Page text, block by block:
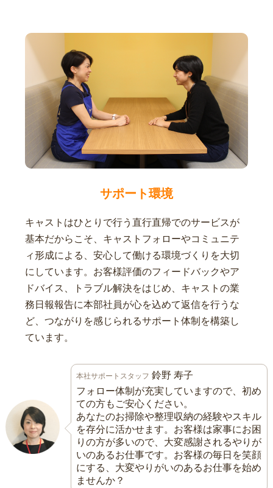
サポート環境
キャストはひとりで行う直行直帰でのサービスが
基本だからこそ、キャストフォローやコミュニテ
ィ形成による、安心して働ける環境づくりを大切
にしています。お客様評価のフィードバックやア
ドバイス、トラブル解決をはじめ、キャストの業
務日報報告に本部社員が心を込めて返信を行うな
ど、つながりを感じられるサポート体制を構築し
ています。
本社サポートスタッフ 鈴野 寿子
フォロー体制が充実していますので、初め
ての方もご安心ください。
あなたのお掃除や整理収納の経験やスキル
を存分に活かせます。お客様は家事にお困
りの方が多いので、大変感謝されるやりが
いのあるお仕事です。お客様の毎日を笑顔
にする、大変やりがいのあるお仕事を始め
ませんか？